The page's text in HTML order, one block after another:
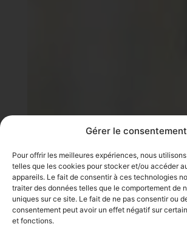
Gérer le consentement
Pour offrir les meilleures expériences, nous
telles que les cookies pour stocker et/ou accéder
appareils. Le fait de consentir à ces technologies
traiter des données telles que le comportement de
uniques sur ce site. Le fait de ne pas consentir ou
consentement peut avoir un effet négatif sur
et fonctions.